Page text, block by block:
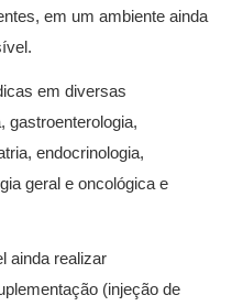
em um ambiente ainda
em diversas
gastroenterologia,
endocrinologia,
geral e oncológica e
ainda realizar
(injeção de